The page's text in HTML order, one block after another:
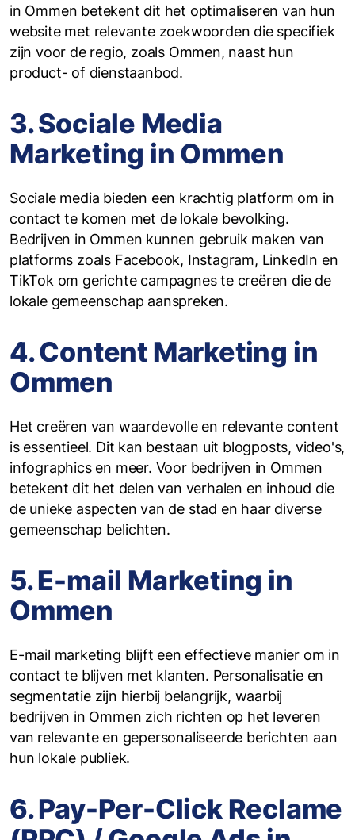
in Ommen betekent dit het optimaliseren van hun
website met relevante zoekwoorden die specifiek
zijn voor de regio, zoals Ommen, naast hun
product- of dienstaanbod.
3. Sociale Media
Marketing in Ommen
Sociale media bieden een krachtig platform om in
contact te komen met de lokale bevolking.
Bedrijven in Ommen kunnen gebruik maken van
platforms zoals Facebook, Instagram, LinkedIn en
TikTok om gerichte campagnes te creëren die de
lokale gemeenschap aanspreken.
4. Content Marketing in
Ommen
Het creëren van waardevolle en relevante content
is essentieel. Dit kan bestaan uit blogposts, video's,
infographics en meer. Voor bedrijven in Ommen
betekent dit het delen van verhalen en inhoud die
de unieke aspecten van de stad en haar diverse
gemeenschap belichten.
5. E-mail Marketing in
Ommen
E-mail marketing blijft een effectieve manier om in
contact te blijven met klanten. Personalisatie en
segmentatie zijn hierbij belangrijk, waarbij
bedrijven in Ommen zich richten op het leveren
van relevante en gepersonaliseerde berichten aan
hun lokale publiek.
6. Pay-Per-Click Reclame